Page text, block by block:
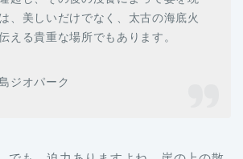
、美しいだけでなく、太古の海底火
える貴重な場所でもあります。
ジオパーク